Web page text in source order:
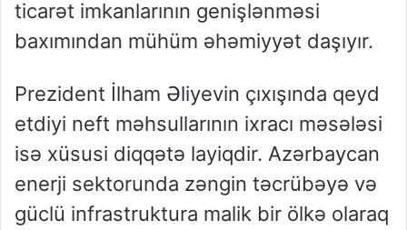
ticarət imkanlarının genişlənməsi
baxımından mühüm əhəmiyyət daşıyır.
Prezident İlham Əliyevin çıxışında qeyd
etdiyi neft məhsullarının ixracı məsələsi
isə xüsusi diqqətə layiqdir. Azərbaycan
enerji sektorunda zəngin təcrübəyə və
güclü infrastruktura malik bir ölkə olaraq